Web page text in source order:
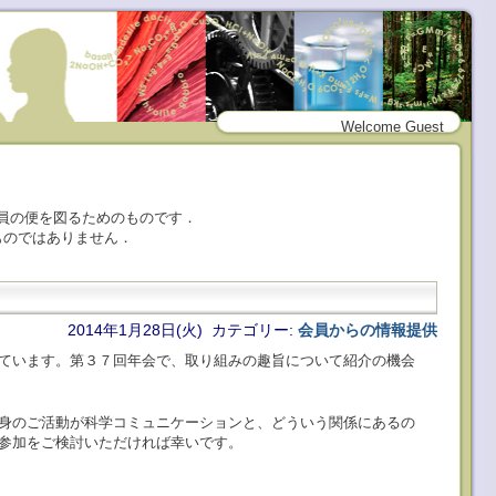
Welcome Guest
便を図るためのものです．
ではありません．
2014年1月28日(火) カテゴリー: 会員からの情報提供
います。第３７回年会で、取り組みの趣旨について紹介の機会
のご活動が科学コミュニケーションと、どういう関係にあるの
をご検討いただければ幸いです。